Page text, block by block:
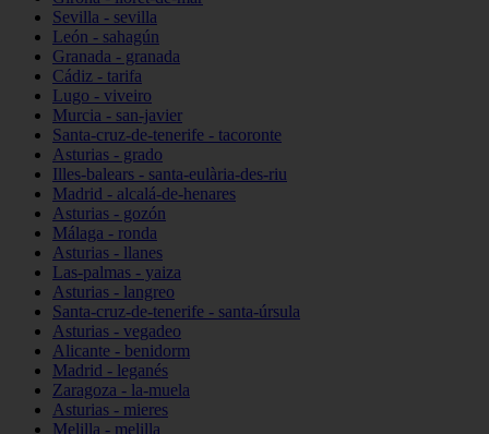
Sevilla - sevilla
León - sahagún
Granada - granada
Cádiz - tarifa
Lugo - viveiro
Murcia - san-javier
Santa-cruz-de-tenerife - tacoronte
Asturias - grado
Illes-balears - santa-eulària-des-riu
Madrid - alcalá-de-henares
Asturias - gozón
Málaga - ronda
Asturias - llanes
Las-palmas - yaiza
Asturias - langreo
Santa-cruz-de-tenerife - santa-úrsula
Asturias - vegadeo
Alicante - benidorm
Madrid - leganés
Zaragoza - la-muela
Asturias - mieres
Melilla - melilla